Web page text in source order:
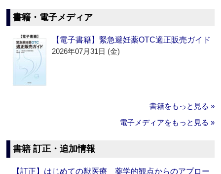
書籍・電子メディア
【電子書籍】緊急避妊薬OTC適正販売ガイド
2026年07月31日 (金)
書籍をもっと見る »
電子メディアをもっと見る »
書籍 訂正・追加情報
【訂正】はじめての獣医療 薬学的観点からのアプロー